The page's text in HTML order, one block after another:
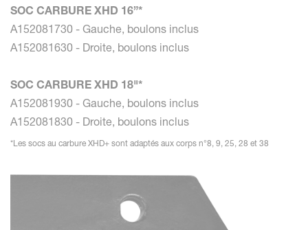
SOC CARBURE XHD 16”*
A152081730 - Gauche, boulons inclus
A152081630 - Droite, boulons inclus
SOC CARBURE XHD 18"*
A152081930 - Gauche, boulons inclus
A152081830 - Droite, boulons inclus
*Les socs au carbure XHD+ sont adaptés aux corps n°8, 9, 25, 28 et 38